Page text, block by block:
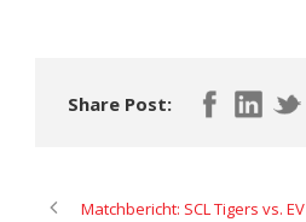
Share Post:
Matchbericht: SCL Tigers vs.